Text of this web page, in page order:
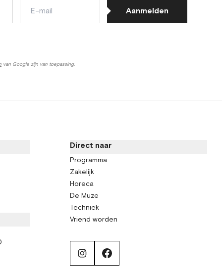
mail
Aanmelden
van Google zijn van toepassing.
Direct naar
Programma
Zakelijk
Horeca
De Muze
Techniek
Vriend worden
instagramfacebook